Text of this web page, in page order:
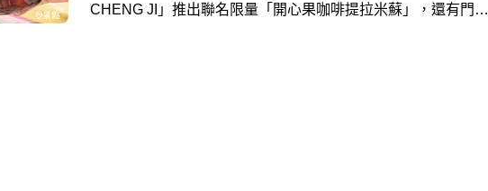
CHENG JI」推出聯名限量「開心果咖啡提拉米蘇」，還有門市